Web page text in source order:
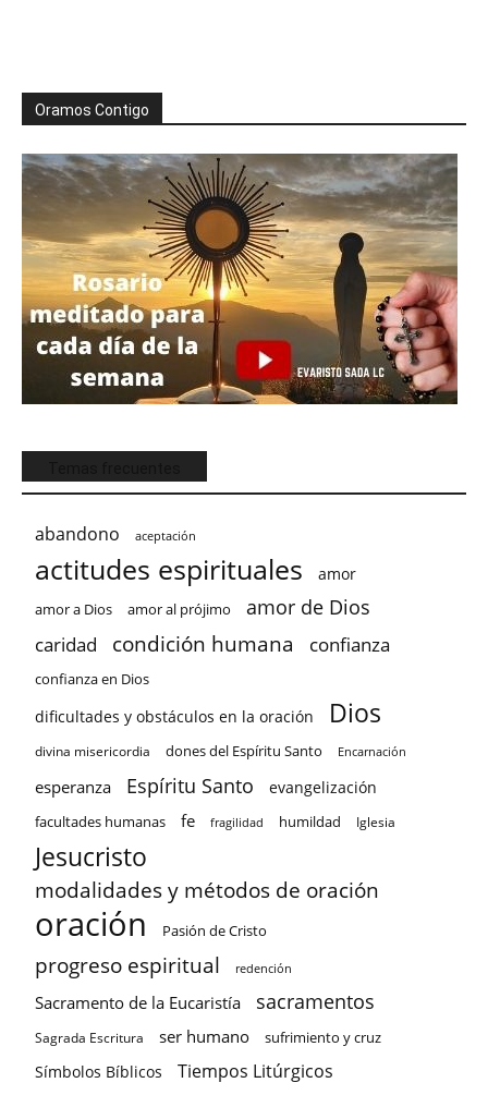
Oramos Contigo
abandono aceptación
actitudes espirituales amor
amor a Dios amor al prójimo amor de Dios
caridad condición humana confianza
confianza en Dios
dificultades y obstáculos en la oración Dios
divina misericordia dones del Espíritu Santo Encarnación
esperanza Espíritu Santo evangelización
facultades humanas fe fragilidad humildad Iglesia
Jesucristo
modalidades y métodos de oración
oración Pasión de Cristo
progreso espiritual redención
Sacramento de la Eucaristía sacramentos
Sagrada Escritura ser humano sufrimiento y cruz
Símbolos Bíblicos Tiempos Litúrgicos